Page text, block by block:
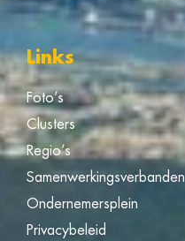
Links
Foto’s
Clusters
Regio’s
Samenwerkingsverbanden
Ondernemersplein
Privacybeleid